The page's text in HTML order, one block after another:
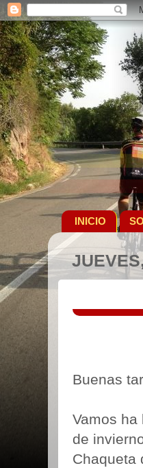
INICIO
Buenas
Vamos
de
Chaqueta